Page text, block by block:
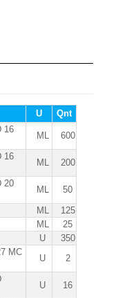
U
Qnt
16
ML
600
16
ML
200
20
ML
50
ML
125
ML
25
U
350
MC
U
2
U
16